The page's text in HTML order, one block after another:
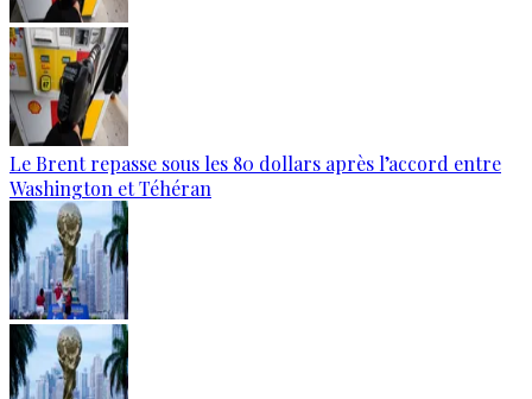
Le Brent repasse sous les 80 dollars après l’accord entre
Washington et Téhéran